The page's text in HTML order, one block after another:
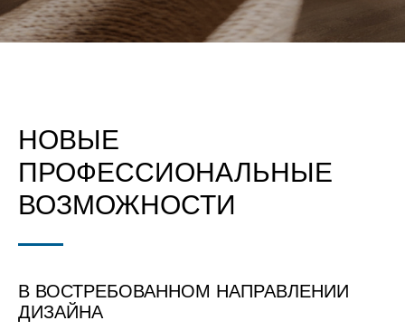
НОВЫЕ
ПРОФЕССИОНАЛЬНЫЕ
ВОЗМОЖНОСТИ
В ВОСТРЕБОВАННОМ НАПРАВЛЕНИИ
ДИЗАЙНА